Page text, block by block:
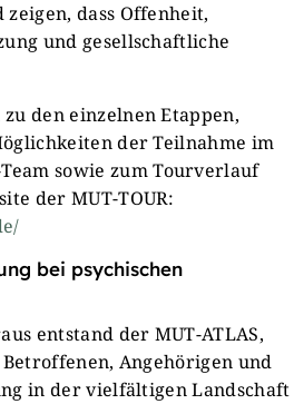
dass Offenheit,
und gesellschaftliche
den einzelnen Etappen,
der Teilnahme im
sowie zum Tourverlauf
der MUT-TOUR:
bei psychischen
entstand der MUT-ATLAS,
Angehörigen und
in der vielfältigen Landschaft